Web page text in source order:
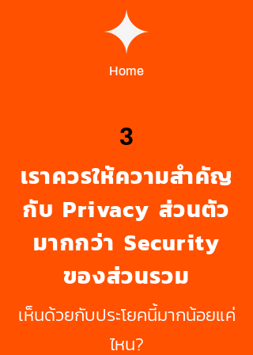
เห็นด้วยกับประโยคนี้มากน้อยแค่
ไหน?
3
Home
เราควรให้ความสำคัญ
กับ Privacy ส่วนตัว
มากกว่า Security
ของส่วนรวม